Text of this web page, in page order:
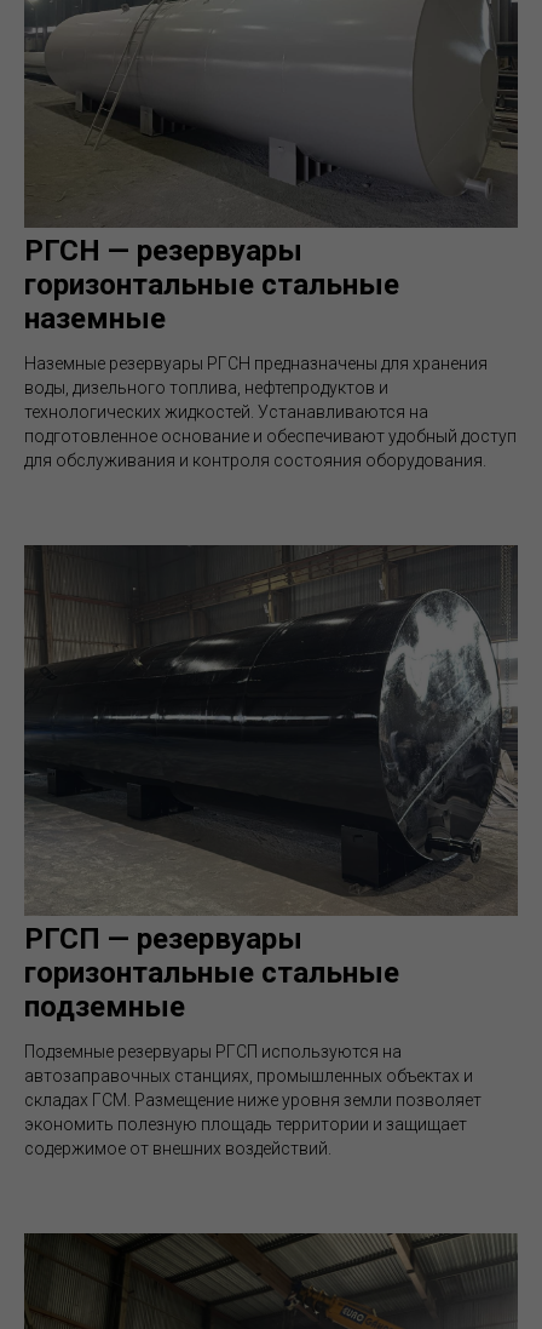
РГСН — резервуары
горизонтальные стальные
наземные
Наземные резервуары РГСН предназначены для хранения
воды, дизельного топлива, нефтепродуктов и
технологических жидкостей. Устанавливаются на
подготовленное основание и обеспечивают удобный доступ
для обслуживания и контроля состояния оборудования.
РГСП — резервуары
горизонтальные стальные
подземные
Подземные резервуары РГСП используются на
автозаправочных станциях, промышленных объектах и
складах ГСМ. Размещение ниже уровня земли позволяет
экономить полезную площадь территории и защищает
содержимое от внешних воздействий.